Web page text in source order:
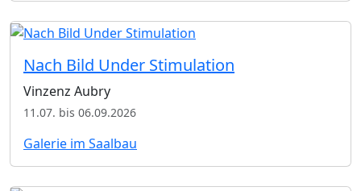
Nach Bild Under Stimulation
Vinzenz Aubry
11.07. bis 06.09.2026
Galerie im Saalbau